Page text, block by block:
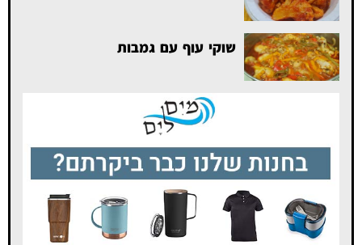
שוקי עוף עם גמבות